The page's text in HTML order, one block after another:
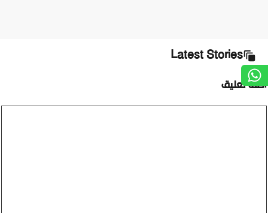
Latest Stories
أضف تعليق